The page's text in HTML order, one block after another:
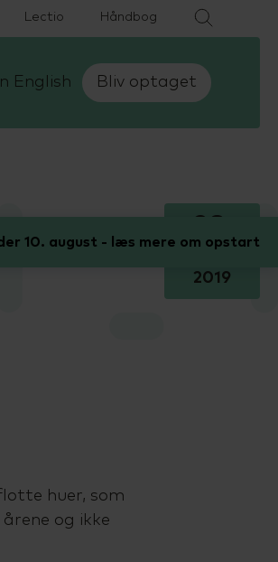
Lectio Håndbog
In English Bliv optaget
28.
juni
2019
huer, som
og ikke
10. august - læs mere om opstart